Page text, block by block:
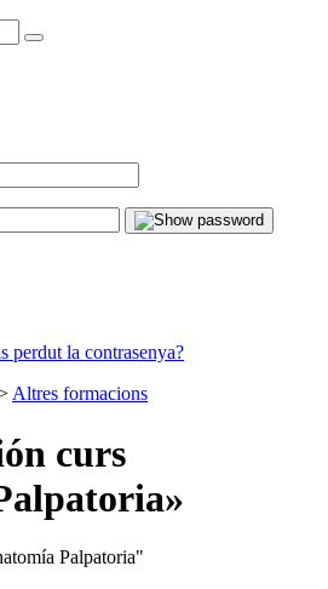
perdut la contrasenya?
Altres formacions
curs